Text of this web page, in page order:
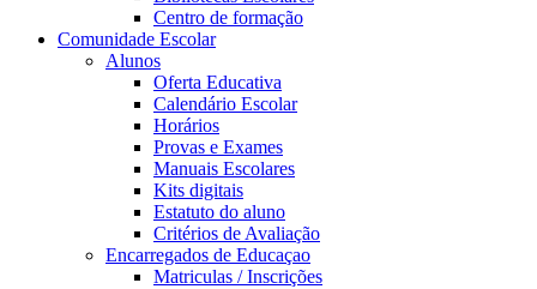
Centro de formação
Comunidade Escolar
Alunos
Oferta Educativa
Calendário Escolar
Horários
Provas e Exames
Manuais Escolares
Kits digitais
Estatuto do aluno
Critérios de Avaliação
Encarregados de Educaçao
Matriculas / Inscrições